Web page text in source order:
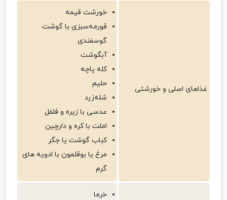
غذاهای اصلی و خورشتی
خورشت قیمه
قورمه‌سبزی با گوشت
گوسفندی
آبگوشت
کله پاچه
حلیم
شله‌زرد
عدسی با زیره و فلفل
املت با کره و دارچین
کباب گوشت یا جگر
مرغ یا بوقلمون با ادویه های
گرم
خرما